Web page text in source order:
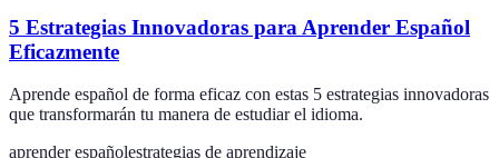
5 Estrategias Innovadoras para Aprender Español
Eficazmente
Aprende español de forma eficaz con estas 5 estrategias innovadoras
que transformarán tu manera de estudiar el idioma.
aprender españolestrategias de aprendizaje